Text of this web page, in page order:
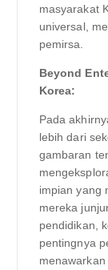
masyarakat
universal,
pemirsa.
Beyond
Korea:
Pada
lebih dari
gambaran
impian yang
mereka
pendidikan,
pentingnya